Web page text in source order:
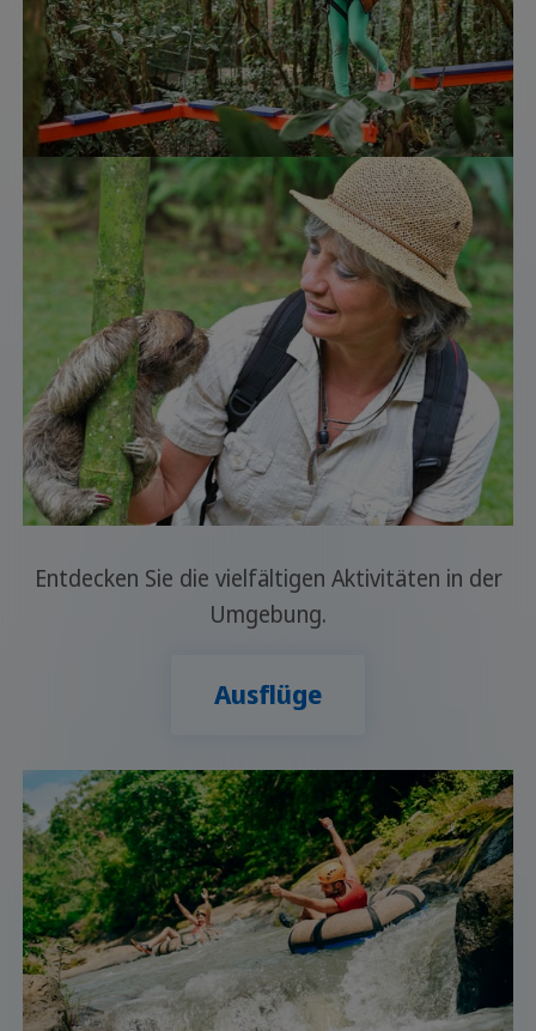
Entdecken Sie die vielfältigen Aktivitäten in der
Umgebung.
Ausflüge